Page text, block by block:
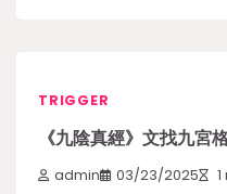
TRIGGER
《九陰真經》文找九
admin 03/23/2025